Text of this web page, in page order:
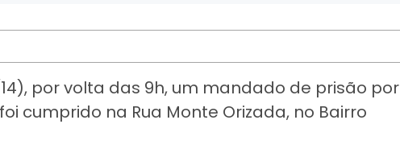
por volta das 9h, um mandado de prisão por
cumprido na Rua Monte Orizada, no Bairro